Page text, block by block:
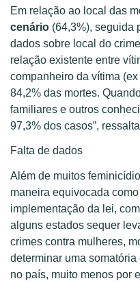
Em relação ao local das
cenário (64,3%), seguida
dados sobre local do
relação existente entre
companheiro da vítima
84,2% das mortes.
familiares e outros
97,3% dos casos”,
Falta de dados
Além de muitos
maneira equivocada
implementação da lei,
alguns estados sequer
crimes contra mulheres,
determinar uma
no país, muito menos por